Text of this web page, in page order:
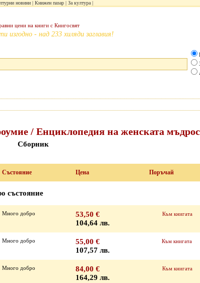
новини Книжен пазар За култура
изгодно - над 233 хиляди заглавия!
/ Енциклопедия на женската
Сборник
Състояние Цена Поръчай
състояние
Много добро
53,50 €
104,64 лв.
Към книгата
Много добро
55,00 €
107,57 лв.
Към книгата
Много добро
84,00 €
164,29 лв.
Към книгата